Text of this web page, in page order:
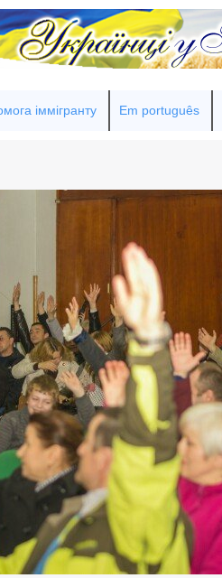
іммігранту Em português